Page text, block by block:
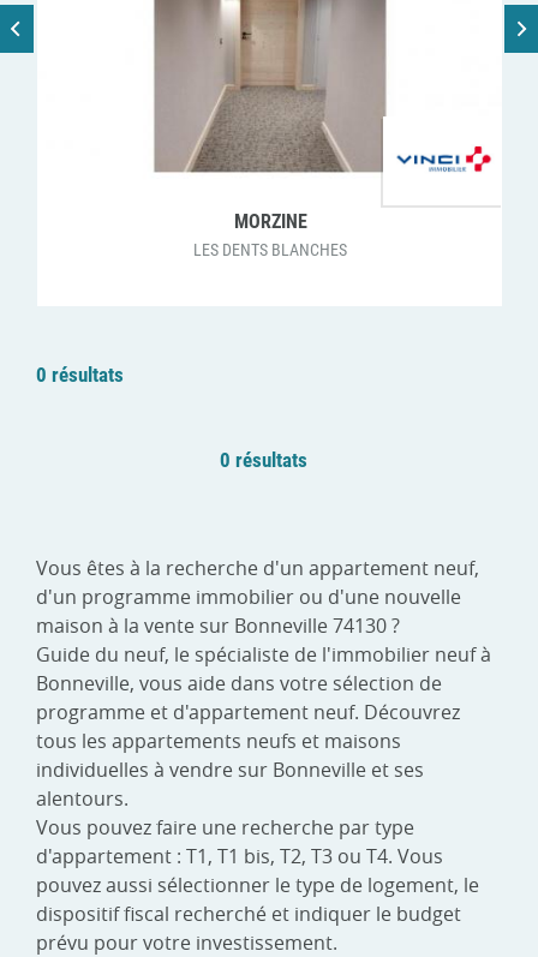
MORZINE
LES DENTS BLANCHES
0 résultats
0 résultats
Vous êtes à la recherche d'un appartement neuf,
d'un programme immobilier ou d'une nouvelle
maison à la vente sur Bonneville 74130 ?
Guide du neuf, le spécialiste de l'immobilier neuf à
Bonneville, vous aide dans votre sélection de
programme et d'appartement neuf. Découvrez
tous les appartements neufs et maisons
individuelles à vendre sur Bonneville et ses
alentours.
Vous pouvez faire une recherche par type
d'appartement : T1, T1 bis, T2, T3 ou T4. Vous
pouvez aussi sélectionner le type de logement, le
dispositif fiscal recherché et indiquer le budget
prévu pour votre investissement.